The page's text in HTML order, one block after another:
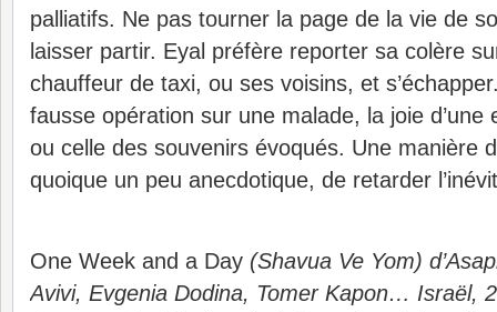
palliatifs. Ne pas tourner la page de la vie de
laisser partir. Eyal préfère reporter sa colère
chauffeur de taxi, ou ses voisins, et
fausse opération sur une malade, la joie d’une
ou celle des souvenirs évoqués. Une manière
quoique un peu anecdotique, de retarder
One Week and a Day (Shavua Ve Yom)
Avivi, Evgenia Dodina, Tomer Kapon… Israël,